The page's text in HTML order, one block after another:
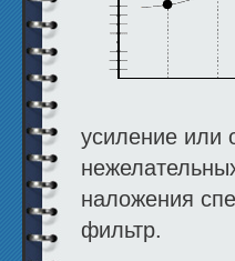
усиление или
наложения
фильтр.